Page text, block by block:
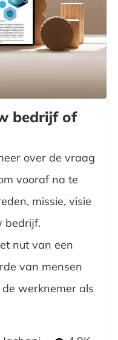
bedrijf of
over de vraag
vooraf na te
missie, visie
bedrijf.
nut van een
van mensen
werknemer als